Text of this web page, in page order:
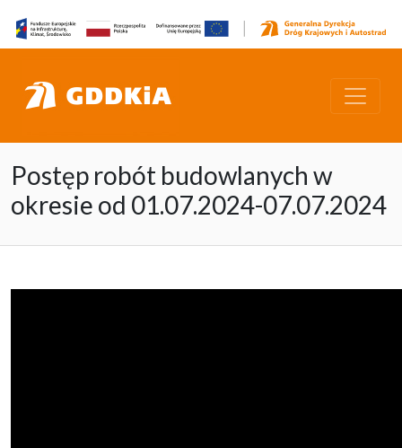
Postęp robót budowlanych w
okresie od 01.07.2024-07.07.2024